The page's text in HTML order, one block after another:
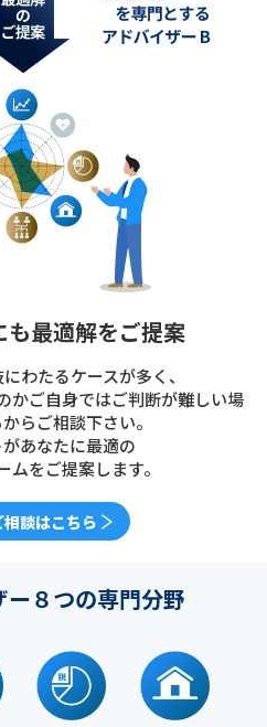
も最適解をご提案
わたるケースが多く、
かご自身ではご判断が難しい場
らご相談下さい。
あなたに最適の
ムをご提案します。
談はこちら
８つの専門分野